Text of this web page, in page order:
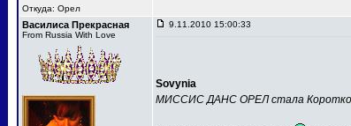
Откуда: Орел
Василиса Прекрасная
From Russia With Love
9.11.2010 15:00:33
Sovynia
МИССИС ДАНС ОРЕЛ стала